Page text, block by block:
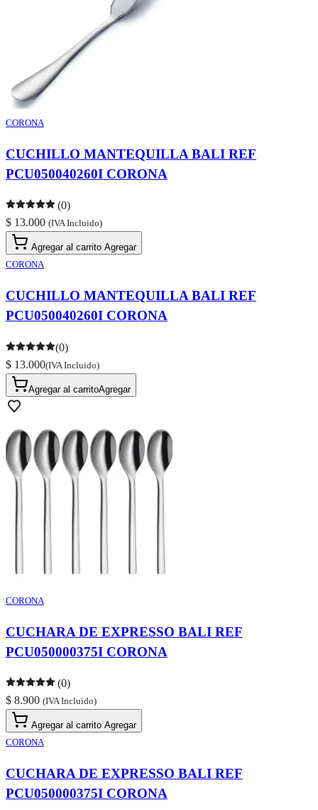
CORONA
CUCHILLO MANTEQUILLA BALI REF
PCU050040260I CORONA
(0)
$ 13.000 (IVA Incluido)
Agregar al carrito Agregar
CORONA
CUCHILLO MANTEQUILLA BALI REF
PCU050040260I CORONA
(0)
$ 13.000(IVA Incluido)
Agregar al carritoAgregar
CORONA
CUCHARA DE EXPRESSO BALI REF
PCU050000375I CORONA
(0)
$ 8.900 (IVA Incluido)
Agregar al carrito Agregar
CORONA
CUCHARA DE EXPRESSO BALI REF
PCU050000375I CORONA